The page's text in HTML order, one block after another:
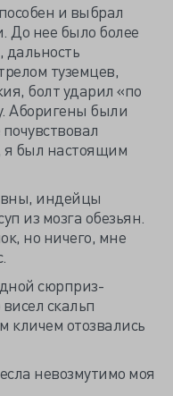
и выбрал
До нее было более
дальность
туземцев,
болт ударил «по
Аборигены были
я был настоящим
индейцы
из мозга обезьян.
но ничего, мне
сюрприз-
скальп
кличем отозвались
невозмутимо моя